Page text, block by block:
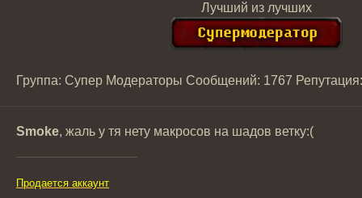
Лучший из лучших
Группа: Супер Модераторы Сообщений: 1767
Smoke, жаль у тя нету макросов на шадов ветку:(
Продается аккаунт